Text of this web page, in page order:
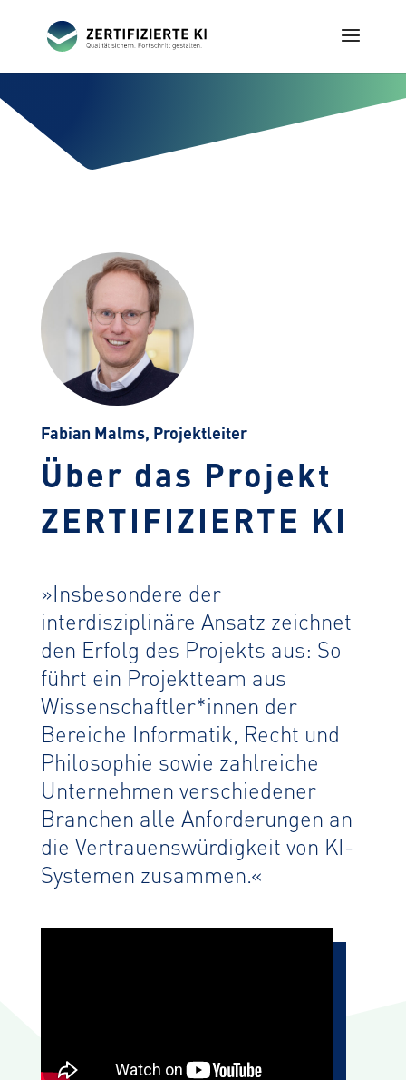
Fabian Malms, Projektleiter
Über das Projekt
ZERTIFIZIERTE KI
»Insbesondere der
interdisziplinäre Ansatz zeichnet
den Erfolg des Projekts aus: So
führt ein Projektteam aus
Wissenschaftler*innen der
Bereiche Informatik, Recht und
Philosophie sowie zahlreiche
Unternehmen verschiedener
Branchen alle Anforderungen an
die Vertrauenswürdigkeit von KI-
Systemen zusammen.«